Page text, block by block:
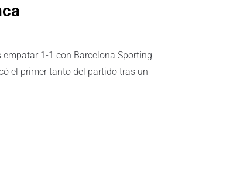
1-1 con Barcelona Sporting
el primer tanto del partido tras un